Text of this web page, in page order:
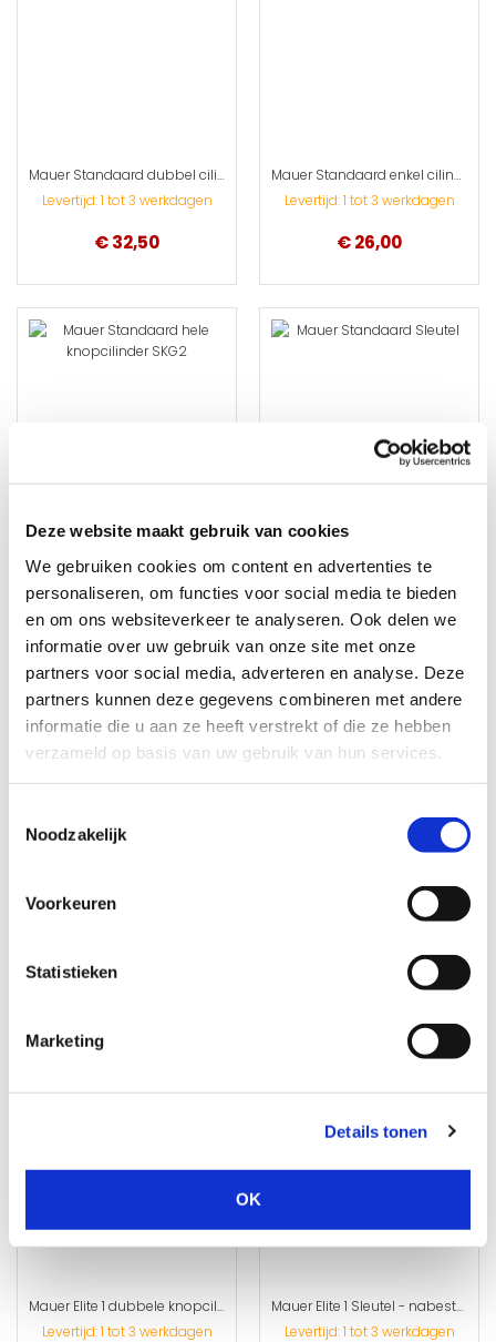
Deze website maakt gebruik van cookies
We gebruiken cookies om content en advertenties te
personaliseren, om functies voor social media te bieden
en om ons websiteverkeer te analyseren. Ook delen we
informatie over uw gebruik van onze site met onze
partners voor social media, adverteren en analyse. Deze
partners kunnen deze gegevens combineren met andere
informatie die u aan ze heeft verstrekt of die ze hebben
verzameld op basis van uw gebruik van hun services.
Noodzakelijk
Voorkeuren
Statistieken
Marketing
Details tonen
OK
Mauer Standaard dubbel cilinderslot SKG**
Levertijd: 1 tot 3 werkdagen
€ 32,50
Mauer Standaard enkel cilinderslot SKG**
Levertijd: 1 tot 3 werkdagen
€ 26,00
Levertijd: 1 tot 3 werkdagen
€ 40,00
Levertijd: 1 tot 3 werkdagen
€ 17,50
Levertijd: 1 tot 3 werkdagen
Mauer Elite 1 dubbele knopcilinder SKG**
Levertijd: 1 tot 3 werkdagen
Mauer Elite 1 Sleutel - nabestellen
Levertijd: 1 tot 3 werkdagen